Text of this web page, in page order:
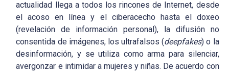
actualidad llega a todos los rincones de Internet, desde
el acoso en línea y el ciberacecho hasta el doxeo
(revelación de información personal), la difusión no
consentida de imágenes, los ultrafalsos (deepfakes) o la
desinformación, y se utiliza como arma para silenciar,
avergonzar e intimidar a mujeres y niñas. De acuerdo con